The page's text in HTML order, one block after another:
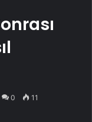
0 11